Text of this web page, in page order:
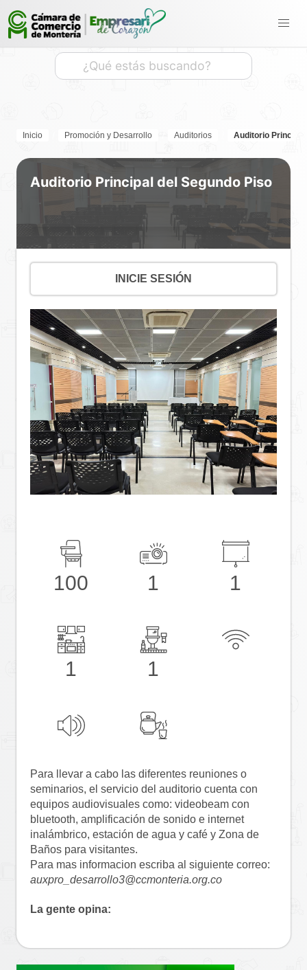
Inicio Promoción y Desarrollo Auditorios Auditorio Principal
Auditorio Principal del Segundo Piso
INICIE SESIÓN
100 1 1
1 1
Para llevar a cabo las diferentes reuniones o
seminarios, el servicio del auditorio cuenta con
equipos audiovisuales como: videobeam con
bluetooth, amplificación de sonido e internet
inalámbrico, estación de agua y café y Zona de
Baños para visitantes.
auxpro_desarrollo3@ccmonteria.org.co
La gente opina: